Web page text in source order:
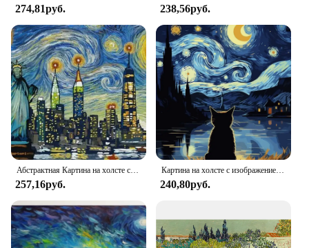
274,81руб. 238,56руб.
257,16руб.
Картина на холсте с изображением картины Ван Гога Звездная ночь романтическая черная кошка пары художественные граффити Животные звездное небо художественный плакат украшение спальни
240,80руб.